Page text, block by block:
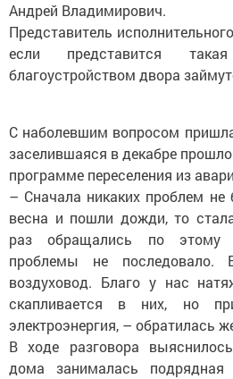
Андрей Владимирович.
Представитель
если представится
благоустройством двора
С наболевшим вопросом
заселившая­ся в декабре
программе переселения из
– Сначала никаких проблем
весна и пошли дожди, то
раз обращались по этому
проблемы не последовало.
воздуховод. Благо у нас
скапливается в них, но
электроэнергия, – обратилась
В ходе разговора
дома занималась подрядная